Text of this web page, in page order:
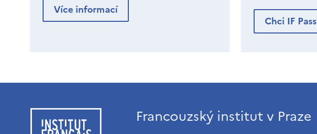
Více informací
Chci IF Pass
Francouzský institut v Praze